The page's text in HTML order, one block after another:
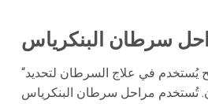
سرطان البنكرياس
“المرحلة” هو مصطلح يُستخدم في علاج السرطان لتحديد
تُستخدم مراحل سرطان البنكرياس